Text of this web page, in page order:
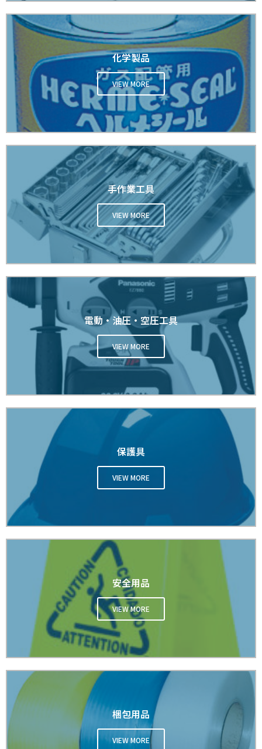
化学製品
VIEW MORE
手作業工具
VIEW MORE
電動・油圧・空圧工具
VIEW MORE
保護具
VIEW MORE
安全用品
VIEW MORE
梱包用品
VIEW MORE